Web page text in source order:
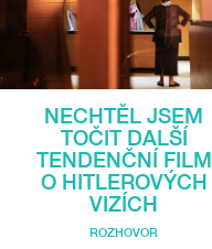
NECHTĚL JSEM
TOČIT DALŠÍ
TENDENČNÍ FILM
O HITLEROVÝCH
VIZÍCH
ROZHOVOR